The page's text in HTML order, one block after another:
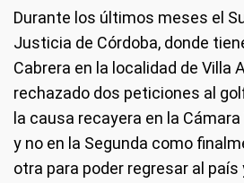
Durante los últimos meses el
Justicia de Córdoba, donde
Cabrera en la localidad de Villa
rechazado dos peticiones al
la causa recayera en la
y no en la Segunda como
otra para poder regresar al